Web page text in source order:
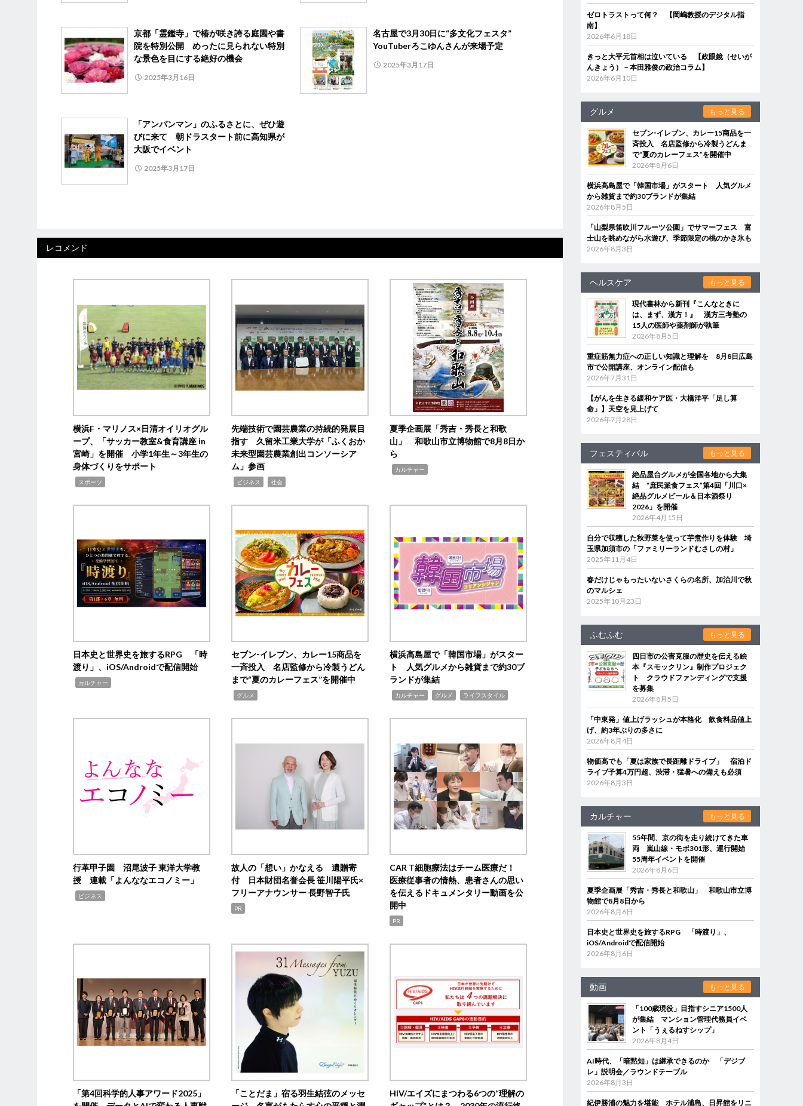
京都「霊鑑寺」で椿が咲き誇る庭園や書
院を特別公開 めったに見られない特別
な景色を目にする絶好の機会
2025年3月16日
名古屋で3月30日に“多文化フェスタ”
YouTuberろこゆんさんが来場予定
2025年3月17日
「アンパンマン」のふるさとに、ぜひ遊
びに来て 朝ドラスタート前に高知県が
大阪でイベント
2025年3月17日
レコメンド
横浜F・マリノス×日清オイリオグル
ープ、「サッカー教室&食育講座 in
宮崎」を開催 小学1年生～3年生の
身体づくりをサポート
スポーツ
先端技術で園芸農業の持続的発展目
指す 久留米工業大学が「ふくおか
未来型園芸農業創出コンソーシア
ム」参画
ビジネス 社会
夏季企画展「秀吉・秀長と和歌
山」 和歌山市立博物館で8月8日か
ら
カルチャー
日本史と世界史を旅するRPG 「時
渡り」、iOS/Androidで配信開始
カルチャー
セブン‐イレブン、カレー15商品を
一斉投入 名店監修から冷製うどん
まで“夏のカレーフェス”を開催中
グルメ
横浜高島屋で「韓国市場」がスター
ト 人気グルメから雑貨まで約30ブ
ランドが集結
カルチャー グルメ ライフスタイル
行革甲子園 沼尾波子 東洋大学教
授 連載「よんななエコノミー」
ビジネス
故人の「想い」かなえる 遺贈寄
付 日本財団名誉会長 笹川陽平氏×
フリーアナウンサー 長野智子氏
PR
CAR T細胞療法はチーム医療だ！
医療従事者の情熱、患者さんの思い
を伝えるドキュメンタリー動画を公
開中
PR
「第4回科学的人事アワード2025」
「ことだま」宿る羽生結弦のメッセ
HIV/エイズにまつわる6つの“理解の
ゼロトラストって何？ 【岡嶋教授のデジタル指
南】
2026年6月18日
きっと大平元首相は泣いている 【政眼鏡（せいが
んきょう）－本田雅俊の政治コラム】
2026年6月10日
グルメ もっと見る
セブン‐イレブン、カレー15商品を一
斉投入 名店監修から冷製うどんま
で“夏のカレーフェス”を開催中
2026年8月6日
横浜高島屋で「韓国市場」がスタート 人気グルメ
から雑貨まで約30ブランドが集結
2026年8月5日
「山梨県笛吹川フルーツ公園」でサマーフェス 富
士山を眺めながら水遊び、季節限定の桃のかき氷も
2026年8月3日
ヘルスケア もっと見る
現代書林から新刊『こんなときに
は、まず、漢方！』 漢方三考塾の
15人の医師や薬剤師が執筆
2026年8月5日
重症筋無力症への正しい知識と理解を 8月8日広島
市で公開講座、オンライン配信も
2026年7月31日
【がんを生きる緩和ケア医・大橋洋平「足し算
命」】天空を見上げて
2026年7月28日
フェスティバル もっと見る
絶品屋台グルメが全国各地から大集
結 “庶民派食フェス”第4回「川口×
絶品グルメビール＆日本酒祭り
2026」を開催
2026年4月15日
自分で収穫した秋野菜を使って芋煮作りを体験 埼
玉県加須市の「ファミリーランドむさしの村」
2025年11月4日
春だけじゃもったいないさくらの名所、加治川で秋
のマルシェ
2025年10月23日
ふむふむ もっと見る
四日市の公害克服の歴史を伝える絵
本『スモックリン』制作プロジェク
ト クラウドファンディングで支援
を募集
2026年8月5日
「中東発」値上げラッシュが本格化 飲食料品値上
げ、約3年ぶりの多さに
2026年8月4日
物価高でも「夏は家族で長距離ドライブ」 宿泊ド
ライブ予算4万円超、渋滞・猛暑への備えも必須
2026年8月3日
カルチャー もっと見る
55年間、京の街を走り続けてきた車
両 嵐山線・モボ301形、運行開始
55周年イベントを開催
2026年8月6日
夏季企画展「秀吉・秀長と和歌山」 和歌山市立博
物館で8月8日から
2026年8月6日
日本史と世界史を旅するRPG 「時渡り」、
iOS/Androidで配信開始
2026年8月6日
動画 もっと見る
「100歳現役」目指すシニア1500人
が集結 マンション管理代務員イベ
ント「うぇるねすシップ」
2026年8月4日
AI時代、「暗黙知」は継承できるのか 「デジブ
レ」説明会／ラウンドテーブル
2026年8月3日
紀伊勝浦の魅力を堪能 ホテル浦島、日昇館をリニ